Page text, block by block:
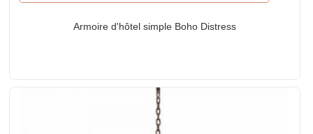
Armoire d'hôtel simple Boho Distress